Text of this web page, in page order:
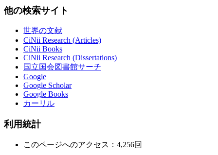
他の検索サイト
世界の文献
CiNii Research (Articles)
CiNii Books
CiNii Research (Dissertations)
国立国会図書館サーチ
Google
Google Scholar
Google Books
カーリル
利用統計
このページへのアクセス：4,256回